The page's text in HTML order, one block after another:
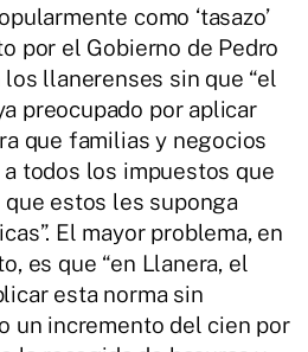
como ‘tasazo’
por el Gobierno de Pedro
los llanerenses sin que “el
preocupado por aplicar
que familias y negocios
todos los impuestos que
estos les suponga
El mayor problema, en
es que “en Llanera, el
esta norma sin
un incremento del cien por